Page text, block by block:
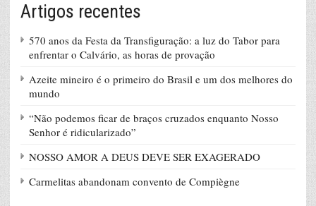
Artigos recentes
570 anos da Festa da Transfiguração: a luz do Tabor para
enfrentar o Calvário, as horas de provação
Azeite mineiro é o primeiro do Brasil e um dos melhores do
mundo
“Não podemos ficar de braços cruzados enquanto Nosso
Senhor é ridicularizado”
NOSSO AMOR A DEUS DEVE SER EXAGERADO
Carmelitas abandonam convento de Compiègne